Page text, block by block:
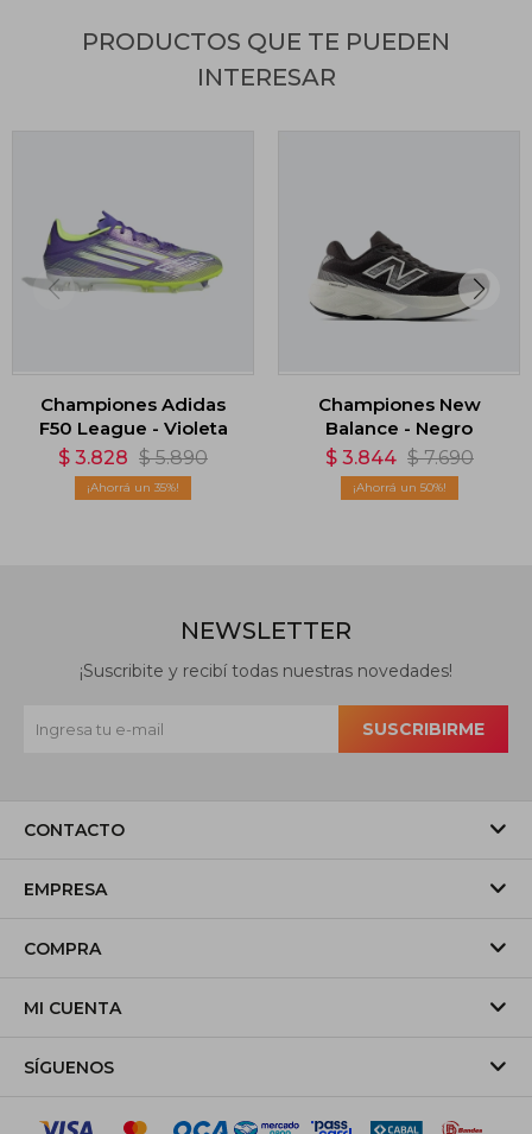
PRODUCTOS QUE TE PUEDEN
INTERESAR
Championes Adidas
F50 League - Violeta
$ 3.828 $ 5.890
35
Championes New
Balance - Negro
$ 3.844 $ 7.690
50
CONTACTO
EMPRESA
COMPRA
MI CUENTA
SÍGUENOS
NEWSLETTER
¡Suscribite y recibí todas nuestras novedades!
SUSCRIBIRME